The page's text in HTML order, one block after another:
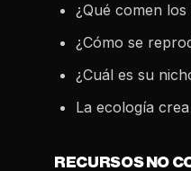
¿Qué comen
¿Cómo se
¿Cuál es su
La ecología
RECURSOS NO